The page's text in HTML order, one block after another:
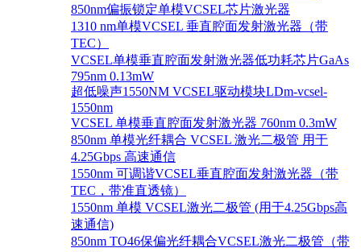
850nm偏振锁定单模VCSEL芯片激光器
1310 nm单模VCSEL 垂直腔面发射激光器（带
TEC）
VCSEL单模垂直腔面发射激光器低功耗芯片GaAs
795nm 0.13mW
超低噪声1550NM VCSEL驱动模块LDm-vcsel-
1550nm
VCSEL 单模垂直腔面发射激光器 760nm 0.3mW
850nm 单模光纤耦合 VCSEL 激光二极管 用于
4.25Gbps 高速通信
1550nm 可调谐VCSEL垂直腔面发射激光器（带
TEC，带准直透镜）
1550nm 单模 VCSEL激光二极管 (用于4.25Gbps高
速通信)
850nm TO46保偏光纤耦合VCSEL激光二极管（带